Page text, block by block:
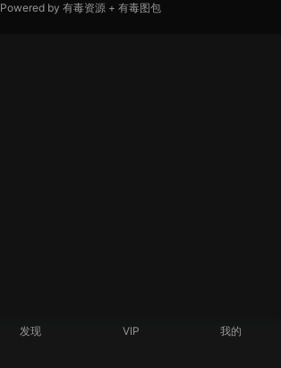
Powered by 有毒资源 + 有毒图包
发现 VIP 我的